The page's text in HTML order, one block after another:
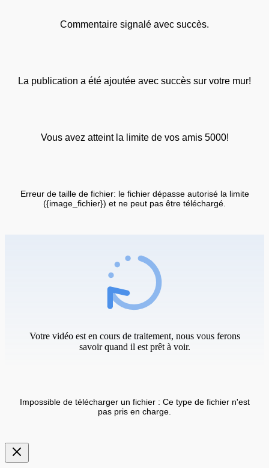
Commentaire signalé avec succès.
La publication a été ajoutée avec succès sur votre mur!
Vous avez atteint la limite de vos amis 5000!
Erreur de taille de fichier: le fichier dépasse autorisé la limite
({image_fichier}) et ne peut pas être téléchargé.
Votre vidéo est en cours de traitement, nous vous ferons
savoir quand il est prêt à voir.
Impossible de télécharger un fichier : Ce type de fichier n'est
pas pris en charge.